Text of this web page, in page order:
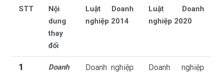
STT
Nội
dung
thay
đổi
Luật Doanh
nghiệp 2014
Luật Doanh
nghiệp 2020
1
Doanh
Doanh nghiệp
Doanh nghiệp